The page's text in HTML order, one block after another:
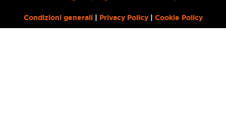
Condizioni generali| Privacy Policy| Cookie Policy